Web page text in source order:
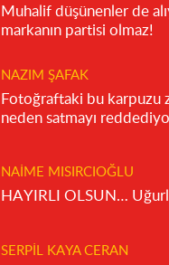
Muhalif düşünenler de
markanın partisi olmaz!
NAZIM ŞAFAK
Fotoğraftaki bu karpuzu
neden satmayı
NAIME MISIRCIOĞLU
HAYIRLI
SERPIL KAYA CERAN